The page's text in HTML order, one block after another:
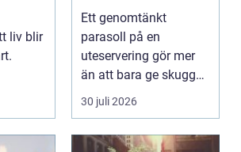
liv blir
uteserveringen rätt
känsla året runt
Ett genomtänkt
parasoll på en
uteservering gör mer
än att bara ge skugga.
Det påverkar hur länge
gäs...
30 juli 2026